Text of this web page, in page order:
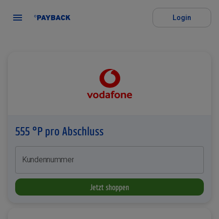
Login
555 °P pro Abschluss
Kundennummer
Jetzt shoppen